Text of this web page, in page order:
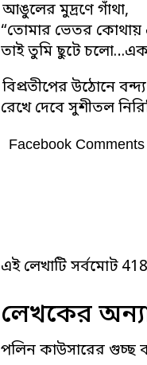
আঙুলের মুদ্রণে গাঁথা,
“তোমার ভেতর
তাই তুমি ছুটে
বিপ্রতীপের উঠোনে
রেখে দেবে সুশীতল
Facebook Comments
এই লেখাটি সর্বমোট
লেখকের
পলিন কাউসারের গুচ্ছ